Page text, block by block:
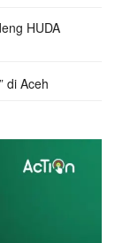
HUDA
di Aceh